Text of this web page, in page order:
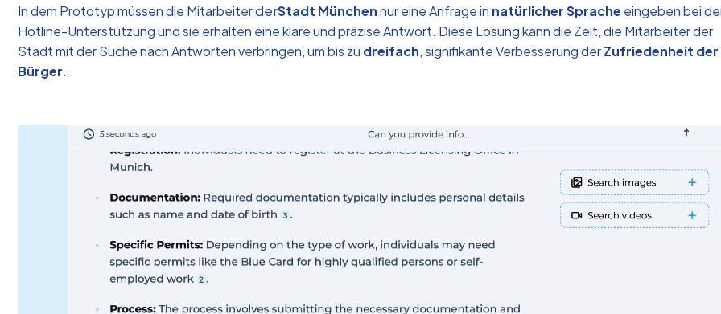
In dem Prototypmüssen die MitarbeiterderStadt Münchennur eine Anfrage in natürlicher Sprache eingebenbei
Hotline-Unterstützung und sie erhalten eine klare und präzise Antwort. Diese Lösung kann die Zeit, die Mitarbeiter der
Stadt mit der Suche nach Antworten verbringen, um bis zu dreifach, signifikante Verbesserung derZufriedenheit der
Bürger.